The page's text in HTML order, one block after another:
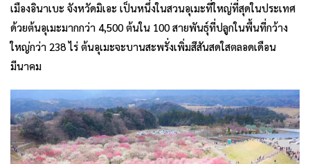
เมืองอินาเบะ จังหวัดมิเอะ เป็นหนึ่งในสวนอุเมะที่ใหญ่ที่สุดในประเทศ
ด้วยต้นอุเมะมากกว่า 4,500 ต้นใน 100 สายพันธุ์ที่ปลูกในพื้นที่กว้าง
ใหญ่กว่า 238 ไร่ ต้นอุเมะจะบานสะพรั่งเพิ่มสีสันสดใสตลอดเดือน
มีนาคม